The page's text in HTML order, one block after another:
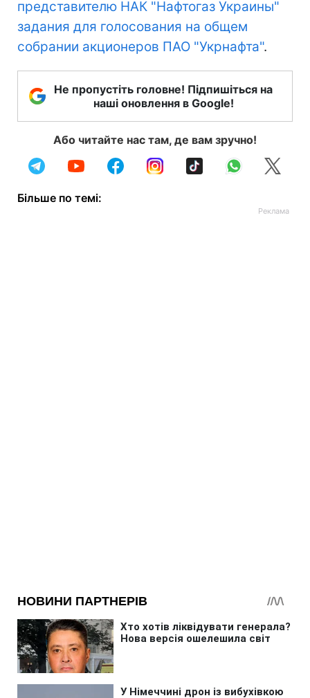
представителю НАК "Нафтогаз Украины"
задания для голосования на общем
собрании акционеров ПАО "Укрнафта".
Не пропустіть головне! Підпишіться на
наші оновлення в Google!
Або читайте нас там, де вам зручно!
Більше по темі: